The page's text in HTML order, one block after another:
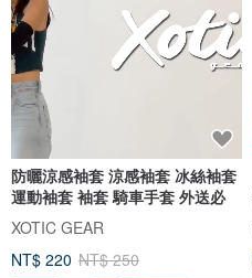
防曬涼感袖套 涼感袖套 冰絲袖套
運動袖套 袖套 騎車手套 外送必
XOTIC GEAR
NT$ 220 NT$ 250